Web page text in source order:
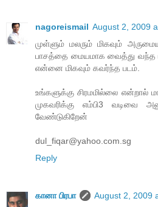
nagoreismail August 2, 2009
முள்ளும் மலரும் மிகவும்
பாசத்தை மையமாக வைத்து வந்த
என்னை மிகவும் கவர்ந்த படம்.
உங்களுக்கு சிரமமில்லை
முகவரிக்கு எம்பி3 வடிவை
வேண்டுகிறேன்
dul_fiqar@yahoo.com.sg
Reply
கானா பிரபா
August 2, 2009